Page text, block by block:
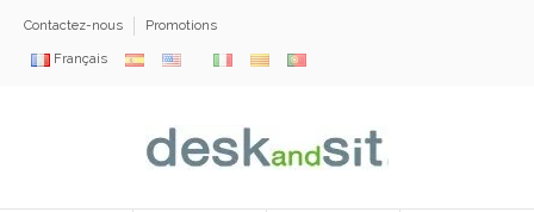
Contactez-nous Promotions
Français